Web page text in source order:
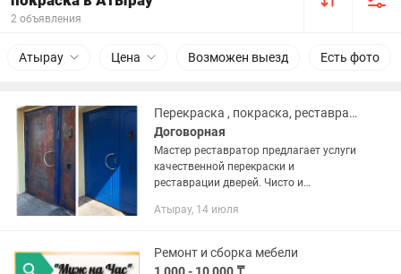
2 объявления
Атырау Цена Возможен выезд Есть фото
Перекраска , покраска, реставрация входных дверей
Договорная
Мастер реставратор предлагает услуги
качественной перекраски и
реставрации дверей. Чисто и
работа проводится на месте без
Атырау, 14 июля
Ремонт и сборка мебели